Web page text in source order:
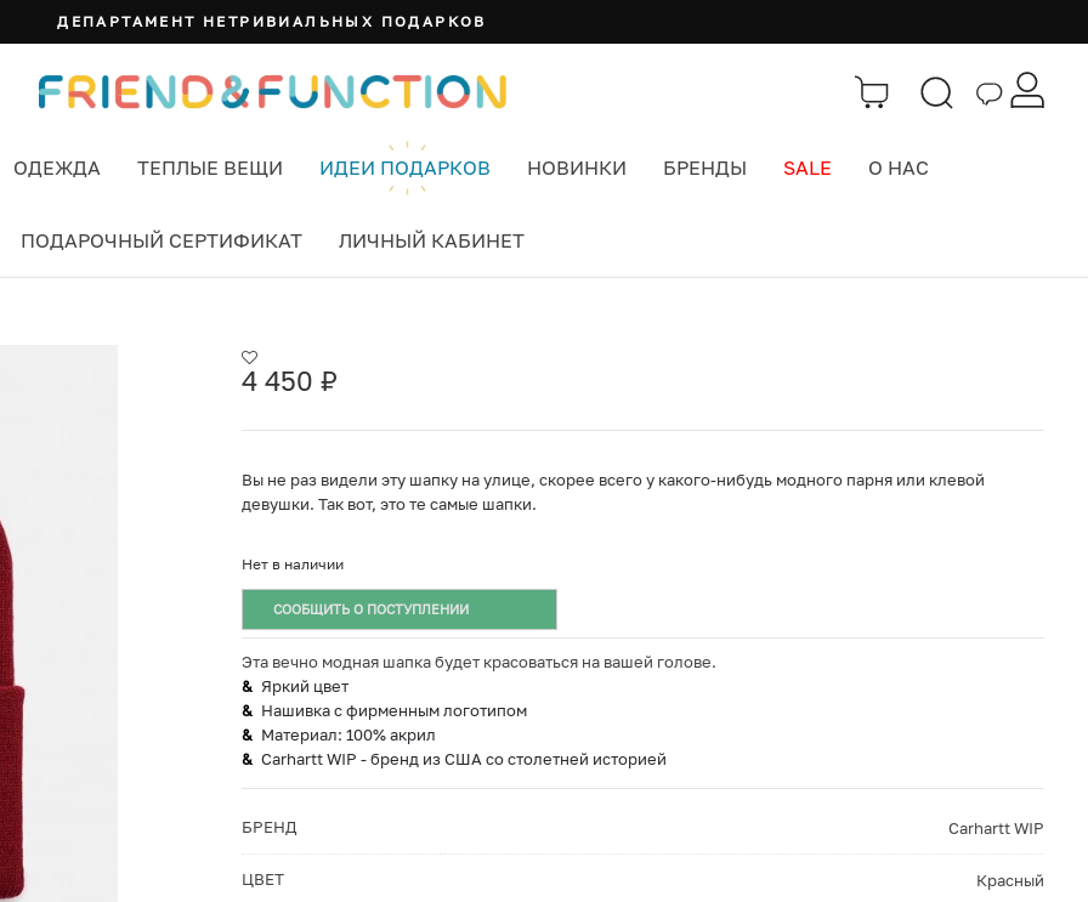
ДЕПАРТАМЕНТ НЕТРИВИАЛЬНЫХ ПОДАРКОВ
ОДЕЖДА ТЕПЛЫЕ ВЕЩИ ИДЕИ ПОДАРКОВ НОВИНКИ БРЕНДЫ SALE О НАС
ПОДАРОЧНЫЙ СЕРТИФИКАТ ЛИЧНЫЙ КАБИНЕТ
4 450 ₽
Вы не раз видели эту шапку на улице, скорее всего у какого-нибудь модного парня или клевой
девушки. Так вот, это те самые шапки.
Нет в наличии
СООБЩИТЬ О ПОСТУПЛЕНИИ
Эта вечно модная шапка будет красоваться на вашей голове.
Яркий цвет
Нашивка с фирменным логотипом
Материал: 100% акрил
Carhartt WIP - бренд из США со столетней историей
БРЕНД Carhartt WIP
ЦВЕТ Красный